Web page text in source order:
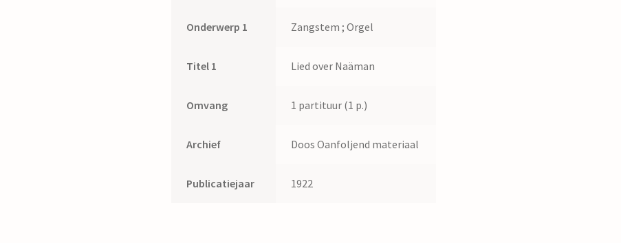
Onderwerp 1 Zangstem ; Orgel
Titel 1 Lied over Naäman
Omvang 1 partituur (1 p.)
Archief Doos Oanfoljend materiaal
Publicatiejaar 1922